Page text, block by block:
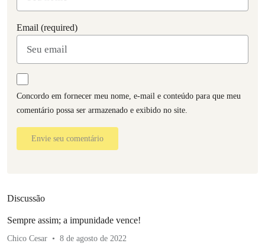
Email (required)
Concordo em fornecer meu nome, e-mail e conteúdo para que meu
comentário possa ser armazenado e exibido no site.
Envie seu comentário
Discussão
Sempre assim; a impunidade vence!
Chico Cesar 8 de agosto de 2022